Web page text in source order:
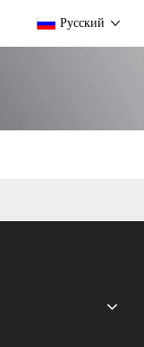
Pусский